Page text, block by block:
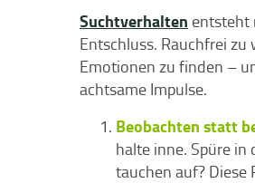
Suchtverhalten entsteht
Entschluss. Rauchfrei
Emotionen zu finden –
achtsame Impulse.
Beobachten statt
halte inne. Spüre in
tauchen auf?